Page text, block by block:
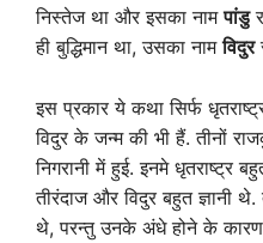
निस्तेज था और इसका नामपांडु
ही बुद्धिमान था, उसका नामविदुर
इस प्रकार ये कथा सिर्फ
विदुर के जन्म की भी हैं. तीनों
निगरानी में हुई. इनमे धृतराष्ट्र
तीरंदाज और विदुर बहुत ज्ञानी
थे, परन्तु उनके अंधे होने के कारण